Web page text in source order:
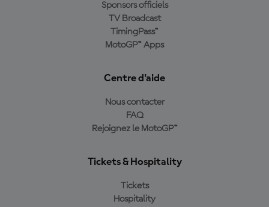
Sponsors officiels
TV Broadcast
TimingPass™
MotoGP™ Apps
Centre d'aide
Nous contacter
FAQ
Rejoignez le MotoGP™
Tickets & Hospitality
Tickets
Hospitality